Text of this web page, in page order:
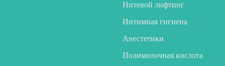
Нитевой лифтинг
Интимная гигиена
Анестетики
Полимолочная кислота